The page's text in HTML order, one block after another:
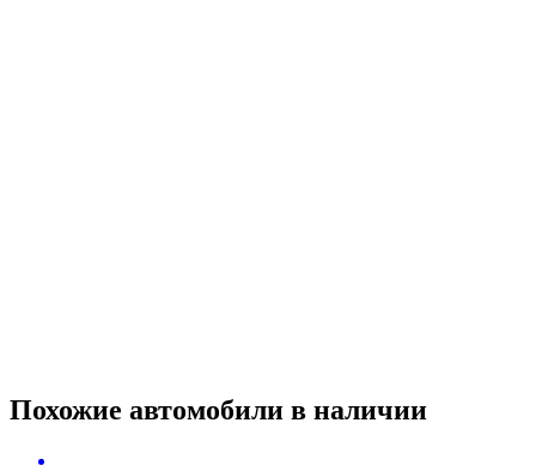
Похожие автомобили в наличии